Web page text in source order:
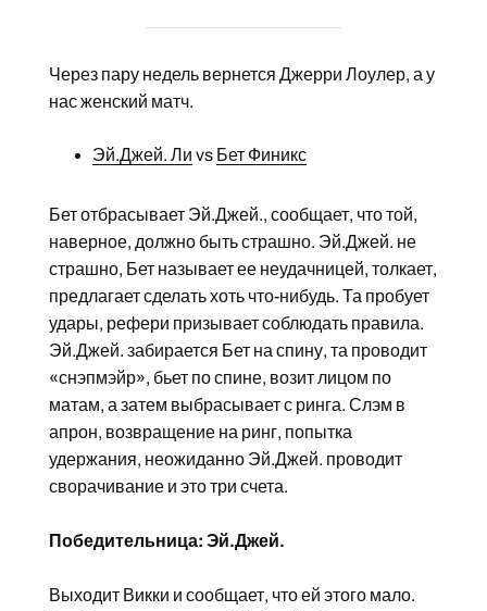
Через пару недель вернется Джерри Лоулер, а у
нас женский матч.
Эй.Джей. Ли vs Бет Финикс
Бет отбрасывает Эй.Джей., сообщает, что той,
наверное, должно быть страшно. Эй.Джей. не
страшно, Бет называет ее неудачницей, толкает,
предлагает сделать хоть что-нибудь. Та пробует
удары, рефери призывает соблюдать правила.
Эй.Джей. забирается Бет на спину, та проводит
«снэпмэйр», бьет по спине, возит лицом по
матам, а затем выбрасывает с ринга. Слэм в
апрон, возвращение на ринг, попытка
удержания, неожиданно Эй.Джей. проводит
сворачивание и это три счета.
Победительница: Эй.Джей.
Выходит Викки и сообщает, что ей этого мало.